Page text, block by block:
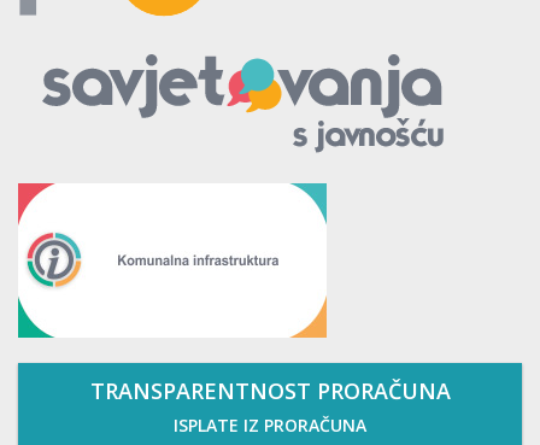
TRANSPARENTNOST PRORAČUNA
ISPLATE IZ PRORAČUNA